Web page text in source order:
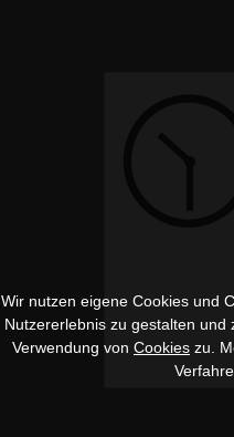
Wir nutzen eigene Cookies und
Nutzererlebnis zu gestalten
Verwendung von Cookies zu.